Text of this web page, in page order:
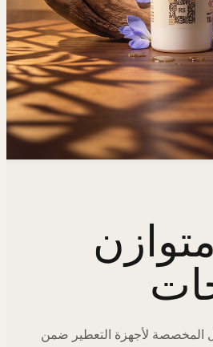
زيوت 125 مل المخصصة لأجهزة التعطير ضمن